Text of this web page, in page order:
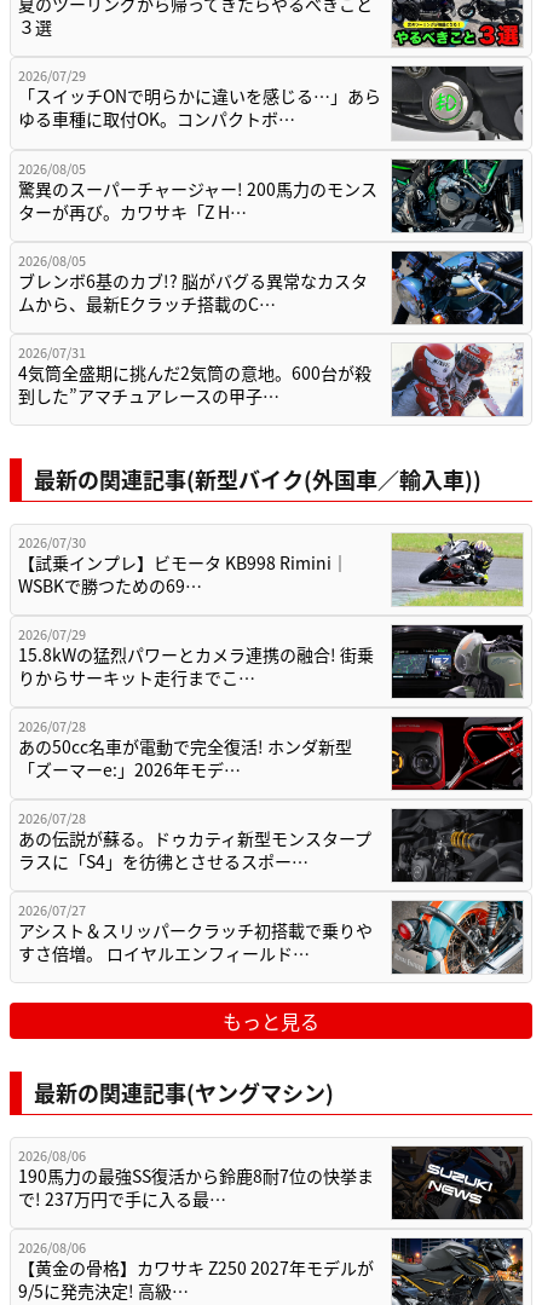
３選
2026/07/29
「スイッチONで明らかに違いを感じる…」あら
ゆる車種に取付OK。コンパクトボ…
2026/08/05
驚異のスーパーチャージャー! 200馬力のモンス
ターが再び。カワサキ「Z H…
2026/08/05
ブレンボ6基のカブ!? 脳がバグる異常なカスタ
ムから、最新Eクラッチ搭載のC…
2026/07/31
4気筒全盛期に挑んだ2気筒の意地。600台が殺
到した”アマチュアレースの甲子…
最新の関連記事(新型バイク(外国車／輸入車))
2026/07/30
【試乗インプレ】ビモータ KB998 Rimini｜
WSBKで勝つための69…
2026/07/29
15.8kWの猛烈パワーとカメラ連携の融合! 街乗
りからサーキット走行までこ…
2026/07/28
あの50cc名車が電動で完全復活! ホンダ新型
「ズーマーe:」2026年モデ…
2026/07/28
あの伝説が蘇る。ドゥカティ新型モンスタープ
ラスに「S4」を彷彿とさせるスポー…
2026/07/27
アシスト＆スリッパークラッチ初搭載で乗りや
すさ倍増。 ロイヤルエンフィールド…
もっと見る
最新の関連記事(ヤングマシン)
2026/08/06
190馬力の最強SS復活から鈴鹿8耐7位の快挙ま
で! 237万円で手に入る最…
2026/08/06
【黄金の骨格】カワサキ Z250 2027年モデルが
9/5に発売決定! 高級…